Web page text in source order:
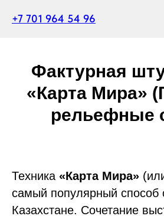
+7 701 964 54 96
Фактурная
«Карта Мира»
рельефные
Техника «Карта Мира»
самый популярный способ
Казахстане. Сочетание